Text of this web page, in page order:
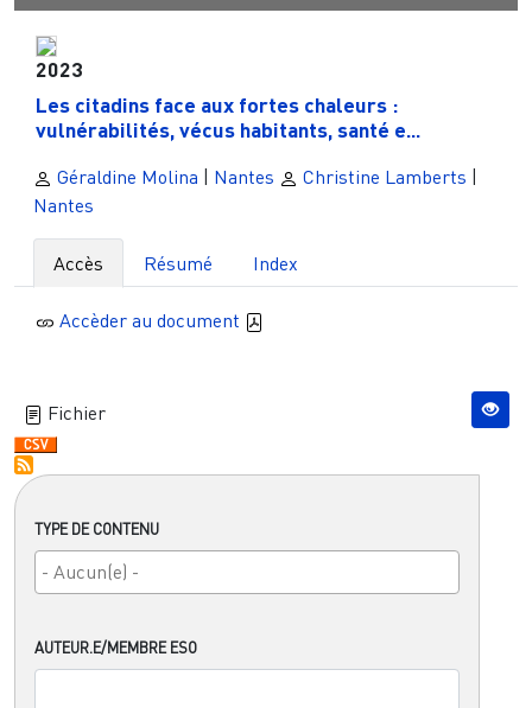
TYPE DE CONTENU
AUTEUR.E/MEMBRE ESO
2023
Les citadins face aux fortes chaleurs :
vulnérabilités, vécus habitants, santé e...
Géraldine Molina | Nantes Christine Lamberts |
Nantes
Accès Résumé Index
Accèder au document
Fichier